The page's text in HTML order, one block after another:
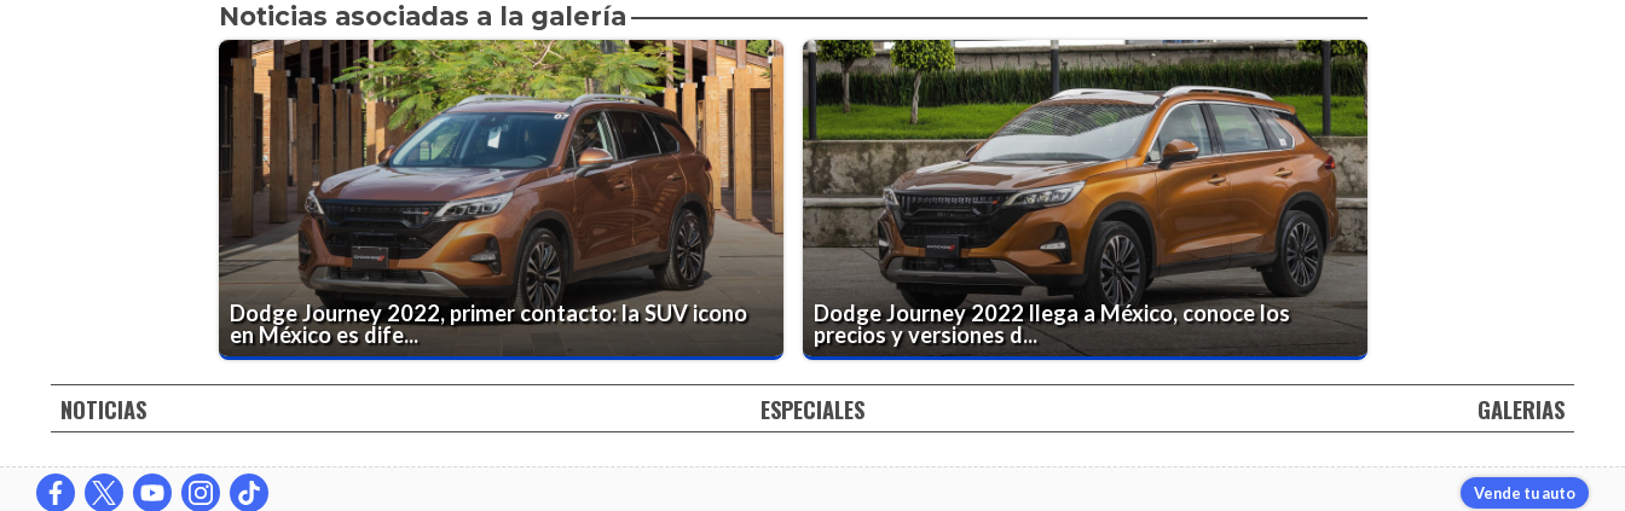
Noticias asociadas a la galería
Dodge Journey 2022, primer contacto: la SUV icono
en México es dife...
Dodge Journey 2022 llega a México, conoce los
precios y versiones d...
NOTICIAS ESPECIALES GALERIAS
Vende tu auto